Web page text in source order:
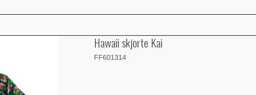
Hawaii skjorte Kai
FF601314